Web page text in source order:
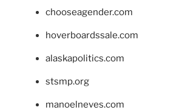
chooseagender.com
hoverboardssale.com
alaskapolitics.com
stsmp.org
manoelneves.com